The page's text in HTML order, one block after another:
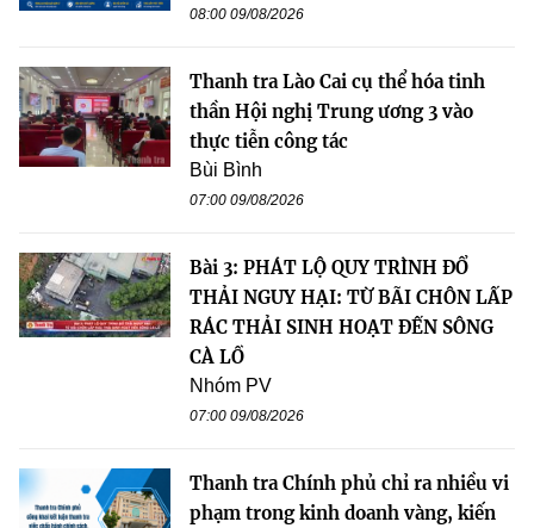
08:00 09/08/2026
Thanh tra Lào Cai cụ thể hóa tinh
thần Hội nghị Trung ương 3 vào
thực tiễn công tác
Bùi Bình
07:00 09/08/2026
Bài 3: PHÁT LỘ QUY TRÌNH ĐỔ
THẢI NGUY HẠI: TỪ BÃI CHÔN LẤP
RÁC THẢI SINH HOẠT ĐẾN SÔNG
CÀ LỒ
Nhóm PV
07:00 09/08/2026
Thanh tra Chính phủ chỉ ra nhiều vi
phạm trong kinh doanh vàng, kiến